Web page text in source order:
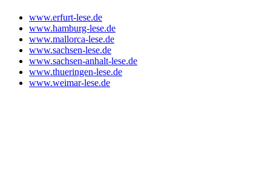
www.erfurt-lese.de
www.hamburg-lese.de
www.mallorca-lese.de
www.sachsen-lese.de
www.sachsen-anhalt-lese.de
www.thueringen-lese.de
www.weimar-lese.de